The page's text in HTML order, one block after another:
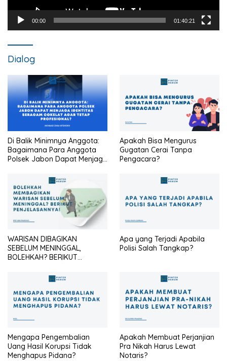
00:00 01:40:21
Dialog
Di Balik Minimnya Anggota:
Bagaimana Para Anggota
Polsek Jabon Dapat Menjaga
Agar Tetap Profesional?
Apakah Bisa Mengurus
Gugatan Cerai Tanpa
Pengacara?
WARISAN DIBAGIKAN
SEBELUM MENINGGAL,
BOLEHKAH? BERIKUT
Apa yang Terjadi Apabila
Polisi Salah Tangkap?
Mengapa Pengembalian
Uang Hasil Korupsi Tidak
Menghapus Pidana?
Apakah Membuat Perjanjian
Pra Nikah Harus Lewat
Notaris?